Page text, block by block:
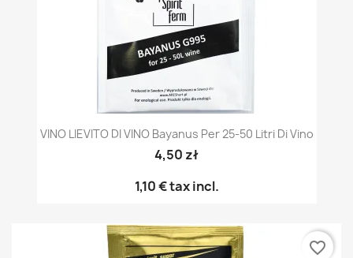
VINO LIEVITO DI VINO Bayanus Per 25-50 Litri Di Vino
4,50 zł
1,10 €tax incl.
favorite_border